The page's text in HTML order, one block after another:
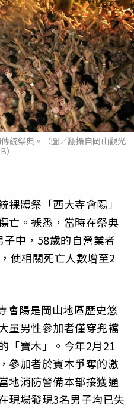
統祭典。（圖／翻攝自岡山觀光
）
裸體祭「西大寺會陽」
亡。據悉，當時在祭典
中，58歲的自營業者
使相關死亡人數增至2
會陽是岡山地區歷史悠
量男性參加者僅穿兜襠
「寶木」。今年2月21
參加者於寶木爭奪的激
地消防警備本部接獲通
現場發現3名男子均已失